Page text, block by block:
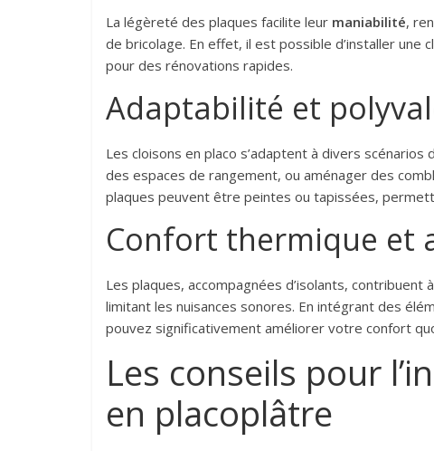
La légèreté des plaques facilite leur maniabilité,
de bricolage. En effet, il est possible d’installer
pour des rénovations rapides.
Adaptabilité et
Les cloisons en placo s’adaptent à divers
des espaces de rangement, ou aménager des
plaques peuvent être peintes ou tapissées,
Confort thermique et
Les plaques, accompagnées d’isolants,
limitant les nuisances sonores. En intégrant des
pouvez significativement améliorer votre confort
Les conseils pour
en placoplâtre